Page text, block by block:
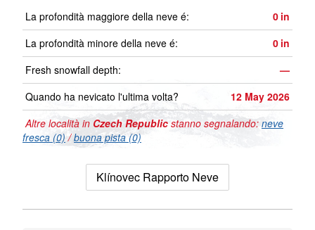
La profondità maggiore della neve é: 0 in
La profondità minore della neve é:
0 in
Fresh snowfall depth:
—
Quando ha nevicato l'ultima volta?
12 May 2026
Altre località in Czech Republic stanno segnalando: neve
fresca (0)/buona pista (0)
Klínovec Rapporto Neve